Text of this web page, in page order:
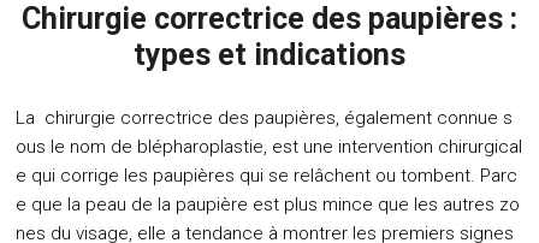
Chirurgie correctrice des paupières :
types et indications
La chirurgie correctrice des paupières, également connue s
ous le nom de blépharoplastie, est une intervention chirurgical
e qui corrige les paupières qui se relâchent ou tombent. Parc
e que la peau de la paupière est plus mince que les autres zo
nes du visage, elle a tendance à montrer les premiers signes